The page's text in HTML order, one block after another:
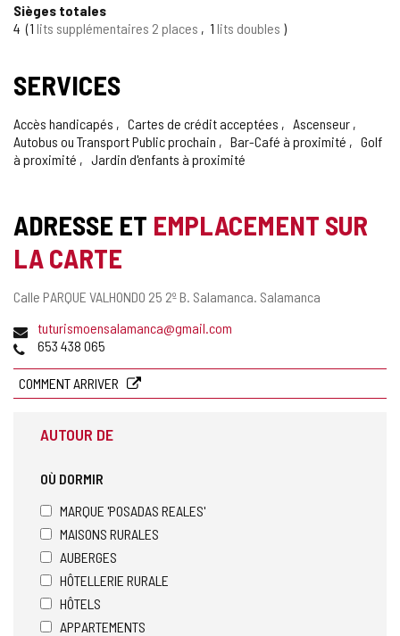
Sièges totales
4
1 lits supplémentaires 2 places 1 lits doubles
SERVICES
Accès handicapés Cartes de crédit acceptées
Ascenseur
Autobus ou Transport Public prochain
Bar-Café à proximité
Golf
à proximité
Jardin d'enfants à proximité
ADRESSE ET EMPLACEMENT SUR
LA CARTE
Adresse
Calle PARQUE VALHONDO 25 2º B. Salamanca. Salamanca
Adresse
de
électronique
tuturismoensalamanca@gmail.com
Téléphones
653 438 065
COMMENT ARRIVER
AUTOUR DE
OÙ DORMIR
MARQUE 'POSADAS REALES'
MAISONS RURALES
AUBERGES
HÔTELLERIE RURALE
HÔTELS
APPARTEMENTS